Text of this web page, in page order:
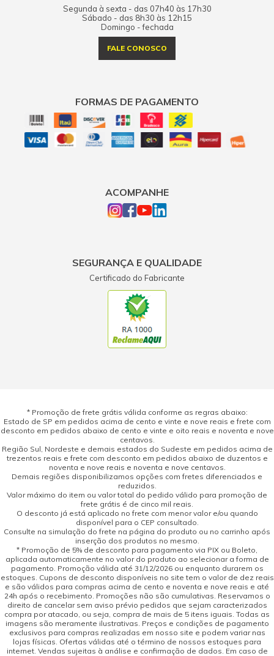
Segunda à sexta - das 07h40 às 17h30
Sábado - das 8h30 às 12h15
Domingo - fechada
FALE CONOSCO
FORMAS DE PAGAMENTO
ACOMPANHE
SEGURANÇA E QUALIDADE
Certificado do Fabricante
* Promoção de frete grátis válida conforme as regras abaixo:
Estado de SP em pedidos acima de cento e vinte e nove reais e frete com
desconto em pedidos abaixo de cento e vinte e oito reais e noventa e nove
centavos.
Região Sul, Nordeste e demais estados do Sudeste em pedidos acima de
trezentos reais e frete com desconto em pedidos abaixo de duzentos e
noventa e nove reais e noventa e nove centavos.
Demais regiões disponibilizamos opções com fretes diferenciados e
reduzidos.
Valor máximo do item ou valor total do pedido válido para promoção de
frete grátis é de cinco mil reais.
O desconto já está aplicado no frete com menor valor e/ou quando
disponível para o CEP consultado.
Consulte na simulação do frete na página do produto ou no carrinho após
inserção dos produtos no mesmo.
* Promoção de 5% de desconto para pagamento via PIX ou Boleto,
aplicada automaticamente no valor do produto ao selecionar a forma de
pagamento. Promoção válida até 31/12/2026 ou enquanto durarem os
estoques. Cupons de desconto disponíveis no site tem o valor de dez reais
e são válidos para compras acima de cento e noventa e nove reais e até
24h após o recebimento. Promoções não são cumulativas. Reservamos o
direito de cancelar sem aviso prévio pedidos que sejam caracterizados
compra por atacado, ou seja, compra de mais de 5 itens iguais. Todas as
imagens são meramente ilustrativas. Preços e condições de pagamento
exclusivos para compras realizadas em nosso site e podem variar nas
lojas físicas. Ofertas válidas até o término de nossos estoques para
internet. Vendas sujeitas à análise e confirmação de dados. Em caso de